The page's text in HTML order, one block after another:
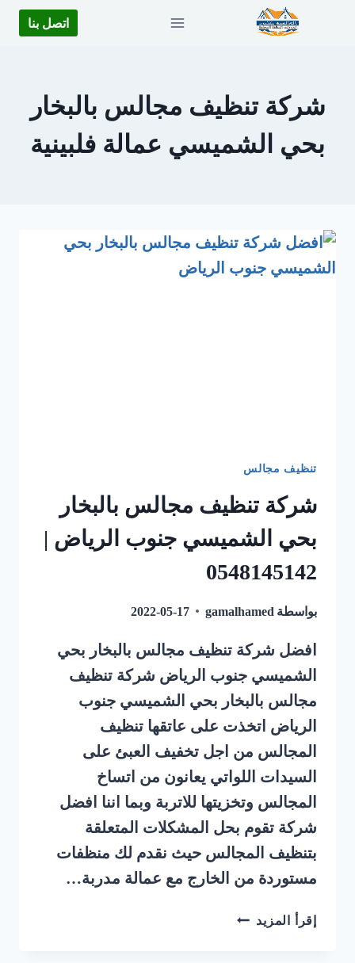
اتصل بنا
شركة تنظيف مجالس بالبخار
بحي الشميسي عمالة فلبينية
تنظيف مجالس
شركة تنظيف مجالس بالبخار
بحي الشميسي جنوب الرياض |
0548145142
بواسطة gamalhamed
2022-05-17
افضل شركة تنظيف مجالس بالبخار بحي
الشميسي جنوب الرياض شركة تنظيف
مجالس بالبخار بحي الشميسي جنوب
الرياض اتخذت على عاتقها تنظيف
المجالس من اجل تخفيف العبئ على
السيدات اللواتي يعانون من اتساخ
المجالس وتخزيتها للاتربة وبما اننا افضل
شركة تقوم بحل المشكلات المتعلقة
بتنظيف المجالس حيث نقدم لك منظفات
مستوردة من الخارج مع عمالة مدربة…
إقرأ المزيد شركة